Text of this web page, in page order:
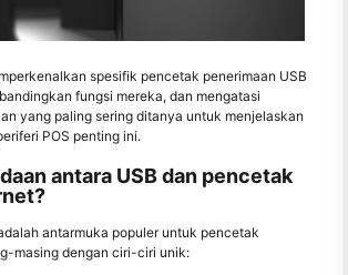
spesifik pencetak penerimaan USB
fungsi mereka, dan mengatasi
yang paling sering ditanya untuk menjelaskan
POS penting ini.
antara USB dan pencetak
antarmuka populer untuk pencetak
masing dengan ciri-ciri unik: